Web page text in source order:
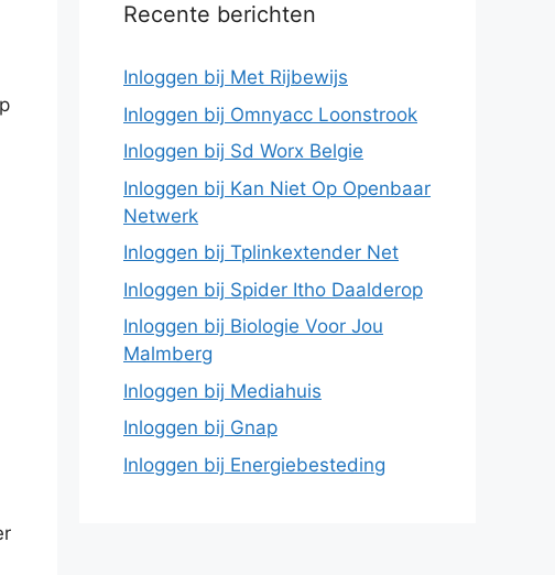
Recente berichten
Inloggen bij Met Rijbewijs
Inloggen bij Omnyacc Loonstrook
Inloggen bij Sd Worx Belgie
Inloggen bij Kan Niet Op Openbaar
Netwerk
Inloggen bij Tplinkextender Net
Inloggen bij Spider Itho Daalderop
Inloggen bij Biologie Voor Jou
Malmberg
Inloggen bij Mediahuis
Inloggen bij Gnap
Inloggen bij Energiebesteding